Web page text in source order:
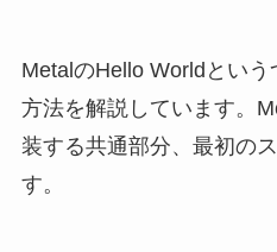
MetalのHello Worldという
方法を解説しています。
装する共通部分、最初の
す。